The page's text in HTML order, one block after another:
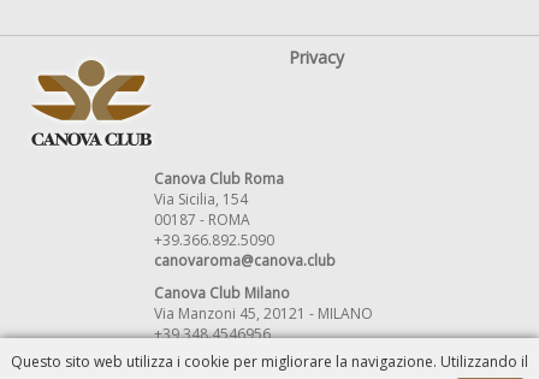
Privacy
Canova Club Roma
Via Sicilia, 154
00187 - ROMA
+39.366.892.5090
canovaroma@canova.club
Canova Club Milano
Via Manzoni 45, 20121 - MILANO
+39 348.4546956
canovamilano@canova.club
Questo sito web utilizza i cookie per migliorare la navigazione. Utilizzando il